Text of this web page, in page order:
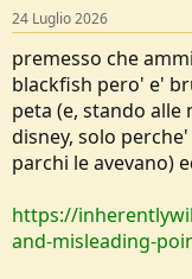
s
:
24 Luglio 2026
premesso che
blackfish pero' e'
peta (e, stando alle
disney, solo
parchi le avevano)
https://
and-misleading-